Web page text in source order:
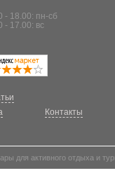
- 18.00: пн-сб
- 17.00: вс
Контакты
для активного отдыха и